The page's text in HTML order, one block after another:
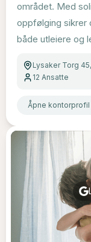
området. Med
oppfølging sikrer
både utleiere og
Lysaker Torg
12 Ansatte
Åpne kontorprofil